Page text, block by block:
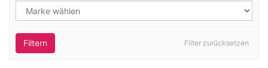
Filter zurücksetzen
Filtern